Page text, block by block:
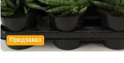
Предзаказ